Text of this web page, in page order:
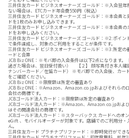
三井住友カード ビジネスオーナーズ ゴールド：※入会翌年
ない場合は、ETCカード年会費550円（税込）
三井住友カード ビジネスオーナーズ ゴールド：※本会員
ドを1枚のみお申し込みできます。
三井住友カード ビジネスオーナーズ ゴールド：※本会員
ドをお申し込みください。
三井住友カード ビジネスオーナーズ ゴールド：※2:ポイン
で条件達成し、対象のご利用をすることが条件です。
三井住友カード ビジネスオーナーズ ゴールド：※3:所定の
ードと合算
JCB Biz ONE：※モバ即の入会条件は以下2点になります。
過ぎた場合は、翌日受付扱い） 【２】 顔写真付き本人確
ナンバーカード／在留カード） ※モバ即での入会後、カー
をご確認ください。
JCB Biz ONE：※限度額は所定の審査あり
JCB Biz ONE：※Amazon、Amazon.co.jpおよびそれらの
会社の商標です。
JCBゴールド法人カード：※限度額は所定の審査あり
JCBゴールド法人カード：※Amazon、Amazon.co.jpおよ
はその関連会社の商標です。
JCBゴールド法人カード：※スターバックス カードへのオ
eGift 、モバイルオーダーが対象です。店舗でのご利用分
ん。
三井住友カード プラチナプリファード：※即時発行ができ